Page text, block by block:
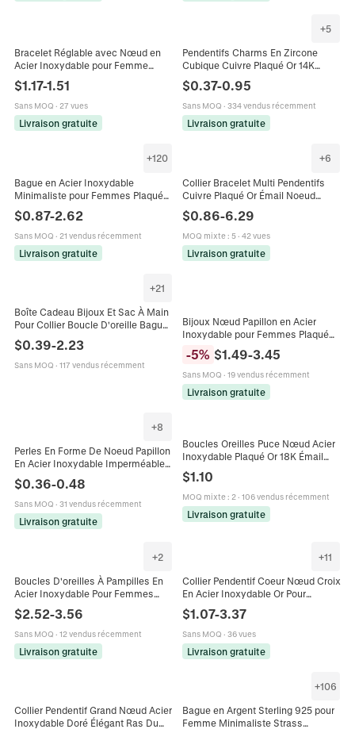
Bracelet Réglable avec Nœud en
Acier Inoxydable pour Femme
Chaîne Vénitienne Minimaliste Or
Argent Pendentif Bijoux
$1.17-1.51
Sans MOQ · 27 vues
Livraison gratuite
+5
Pendentifs Charms En Zircone
Cubique Cuivre Plaqué Or 14K
Nœud Chat Queue De Poisson Pour
Création De Bijoux DIY Colliers
Bracelets
$0.37-0.95
Sans MOQ · 334 vendus récemment
Livraison gratuite
+120
Bague en Acier Inoxydable
Minimaliste pour Femmes Plaqué
Strass Bague Bijoux de Mode
Cadeau
$0.87-2.62
Sans MOQ · 21 vendus récemment
Livraison gratuite
+6
Collier Bracelet Multi Pendentifs
Cuivre Plaqué Or Émail Noeud
Perle Bijoux Réglables Pour
Femmes
$0.86-6.29
MOQ mixte: 5· 42 vues
Livraison gratuite
+21
Boîte Cadeau Bijoux Et Sac À Main
Pour Collier Boucle D'oreille Bague
Emballage Papier Élégant Avec
Ruban Satin Dorure
$0.39-2.23
Sans MOQ · 117 vendus récemment
Bijoux Nœud Papillon en Acier
Inoxydable pour Femmes Plaqué
Or Argent Nœud Bague Ouverte
Boucles d'Oreilles Clous Collier
Bracelet
-5% $1.49-3.45
Sans MOQ · 19 vendus récemment
Livraison gratuite
+8
Perles En Forme De Noeud Papillon
En Acier Inoxydable Imperméable
Plaqué Or Connecteurs Pour DIY
Bijoux Collier
$0.36-0.48
Sans MOQ · 31 vendus récemment
Livraison gratuite
Boucles Oreilles Puce Nœud Acier
Inoxydable Plaqué Or 18K Émail
Texture Marbre Bijoux Élégants
Mode Pour Femmes
$1.10
MOQ mixte: 2· 106 vendus récemment
Livraison gratuite
+2
Boucles D'oreilles À Pampilles En
Acier Inoxydable Pour Femmes
Noeud Coeur Fleur Zircon Plqué Or
Élégant Minimaliste Bijoux D'oreille
$2.52-3.56
Sans MOQ · 12 vendus récemment
Livraison gratuite
+11
Collier Pendentif Coeur Nœud Croix
En Acier Inoxydable Or Pour
Femmes Style Vintage Français
Fermoir À Bascule Bijoux
$1.07-3.37
Sans MOQ · 36 vues
Livraison gratuite
Collier Pendentif Grand Nœud Acier
Inoxydable Doré Élégant Ras Du
+106
Bague en Argent Sterling 925 pour
Femme Minimaliste Strass